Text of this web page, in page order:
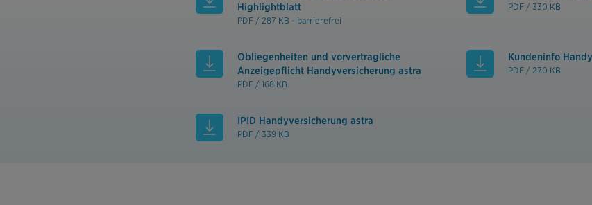
Highlightblatt
PDF / 287 KB - barrierefrei
PDF / 330 KB
Obliegenheiten und vorvertragliche
Anzeigepflicht Handyversicherung astra
PDF / 168 KB
Kundeninfo
PDF / 270 KB
IPID Handyversicherung astra
PDF / 339 KB